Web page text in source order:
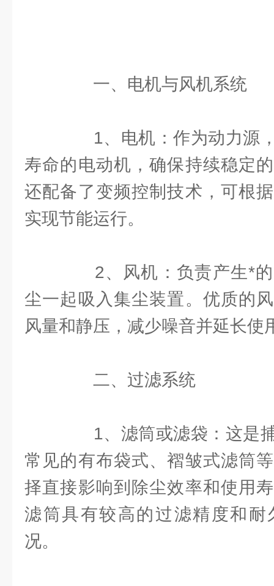
一、电机与风机系统
1、电机：作为动力源，
寿命的电动机，确保持续稳定
还配备了变频控制技术，可根
实现节能运行。
2、风机：负责产生*的
尘一起吸入集尘装置。优质的
风量和静压，减少噪音并延长使
二、过滤系统
1、滤筒或滤袋：这是捕
常见的有布袋式、褶皱式滤筒
择直接影响到除尘效率和使用
滤筒具有较高的过滤精度和耐
况。